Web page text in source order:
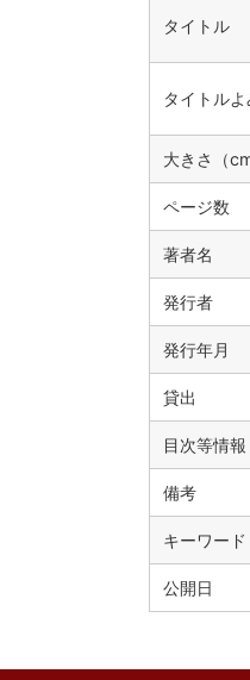
タイトル
タイトルよ
大きさ（cm
ページ数
著者名
発行者
発行年月
貸出
目次等情報
備考
キーワード
公開日